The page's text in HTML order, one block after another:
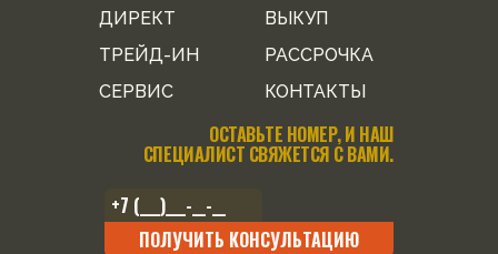
ДИРЕКТ
ВЫКУП
ТРЕЙД-ИН
РАССРОЧКА
СЕРВИС
КОНТАКТЫ
ОСТАВЬТЕ НОМЕР, И НАШ
СПЕЦИАЛИСТ СВЯЖЕТСЯ С ВАМИ.
ПОЛУЧИТЬ КОНСУЛЬТАЦИЮ